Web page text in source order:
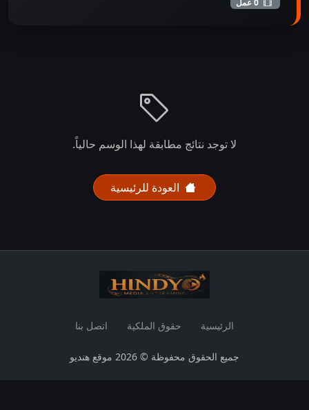
لا توجد نتائج مطابقة لهذا الوسم حالياً.
العودة للرئيسية
الرئيسية حقوق الملكية اتصل بنا
جميع الحقوق محفوظة © 2026 موقع هنديو